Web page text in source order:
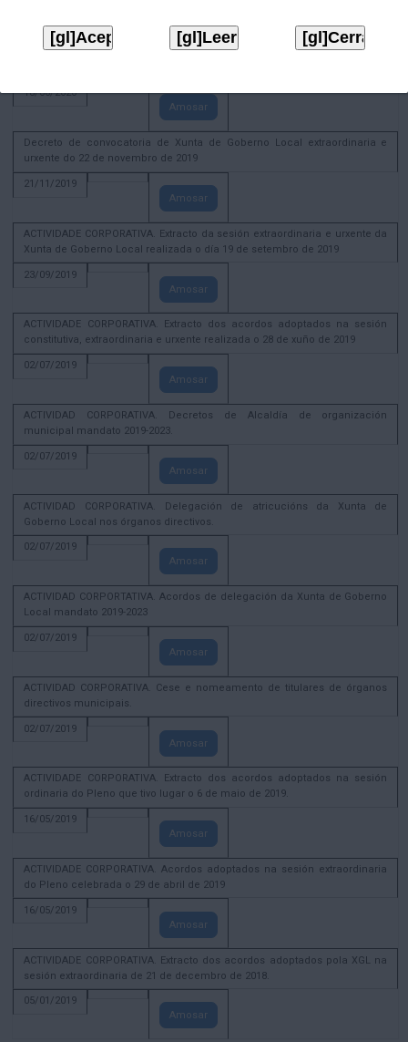
ACTIVIDADE CORPORATIVA. Extracto da Xunta de Goberno Local de 17 de
18/06/2020
Amosar
Decreto de convocatoria de Xunta de Goberno Local extraordinaria e
urxente do 22 de novembro de 2019
21/11/2019
Amosar
ACTIVIDADE CORPORATIVA. Extracto da sesión extraordinaria e urxente da
Xunta de Goberno Local realizada o día 19 de setembro de 2019
23/09/2019
Amosar
ACTIVIDADE CORPORATIVA. Extracto dos acordos adoptados na sesión
constitutiva, extraordinaria e urxente realizada o 28 de xuño de 2019
02/07/2019
Amosar
ACTIVIDAD CORPORATIVA. Decretos de Alcaldía de organización
municipal mandato 2019-2023.
02/07/2019
Amosar
ACTIVIDAD CORPORATIVA. Delegación de atricucións da Xunta de
Goberno Local nos órganos directivos.
02/07/2019
Amosar
ACTIVIDAD CORPORTATIVA. Acordos de delegación da Xunta de Goberno
Local mandato 2019-2023
02/07/2019
Amosar
ACTIVIDAD CORPORATIVA. Cese e nomeamento de titulares de órganos
directivos municipais.
02/07/2019
Amosar
ACTIVIDADE CORPORATIVA. Extracto dos acordos adoptados na sesión
ordinaria do Pleno que tivo lugar o 6 de maio de 2019.
16/05/2019
Amosar
ACTIVIDADE CORPORATIVA. Acordos adoptados na sesión extraordinaria
do Pleno celebrada o 29 de abril de 2019
16/05/2019
Amosar
ACTIVIDADE CORPORATIVA. Extracto dos acordos adoptados pola XGL na
sesión extraordinaria de 21 de decembro de 2018.
05/01/2019
Amosar